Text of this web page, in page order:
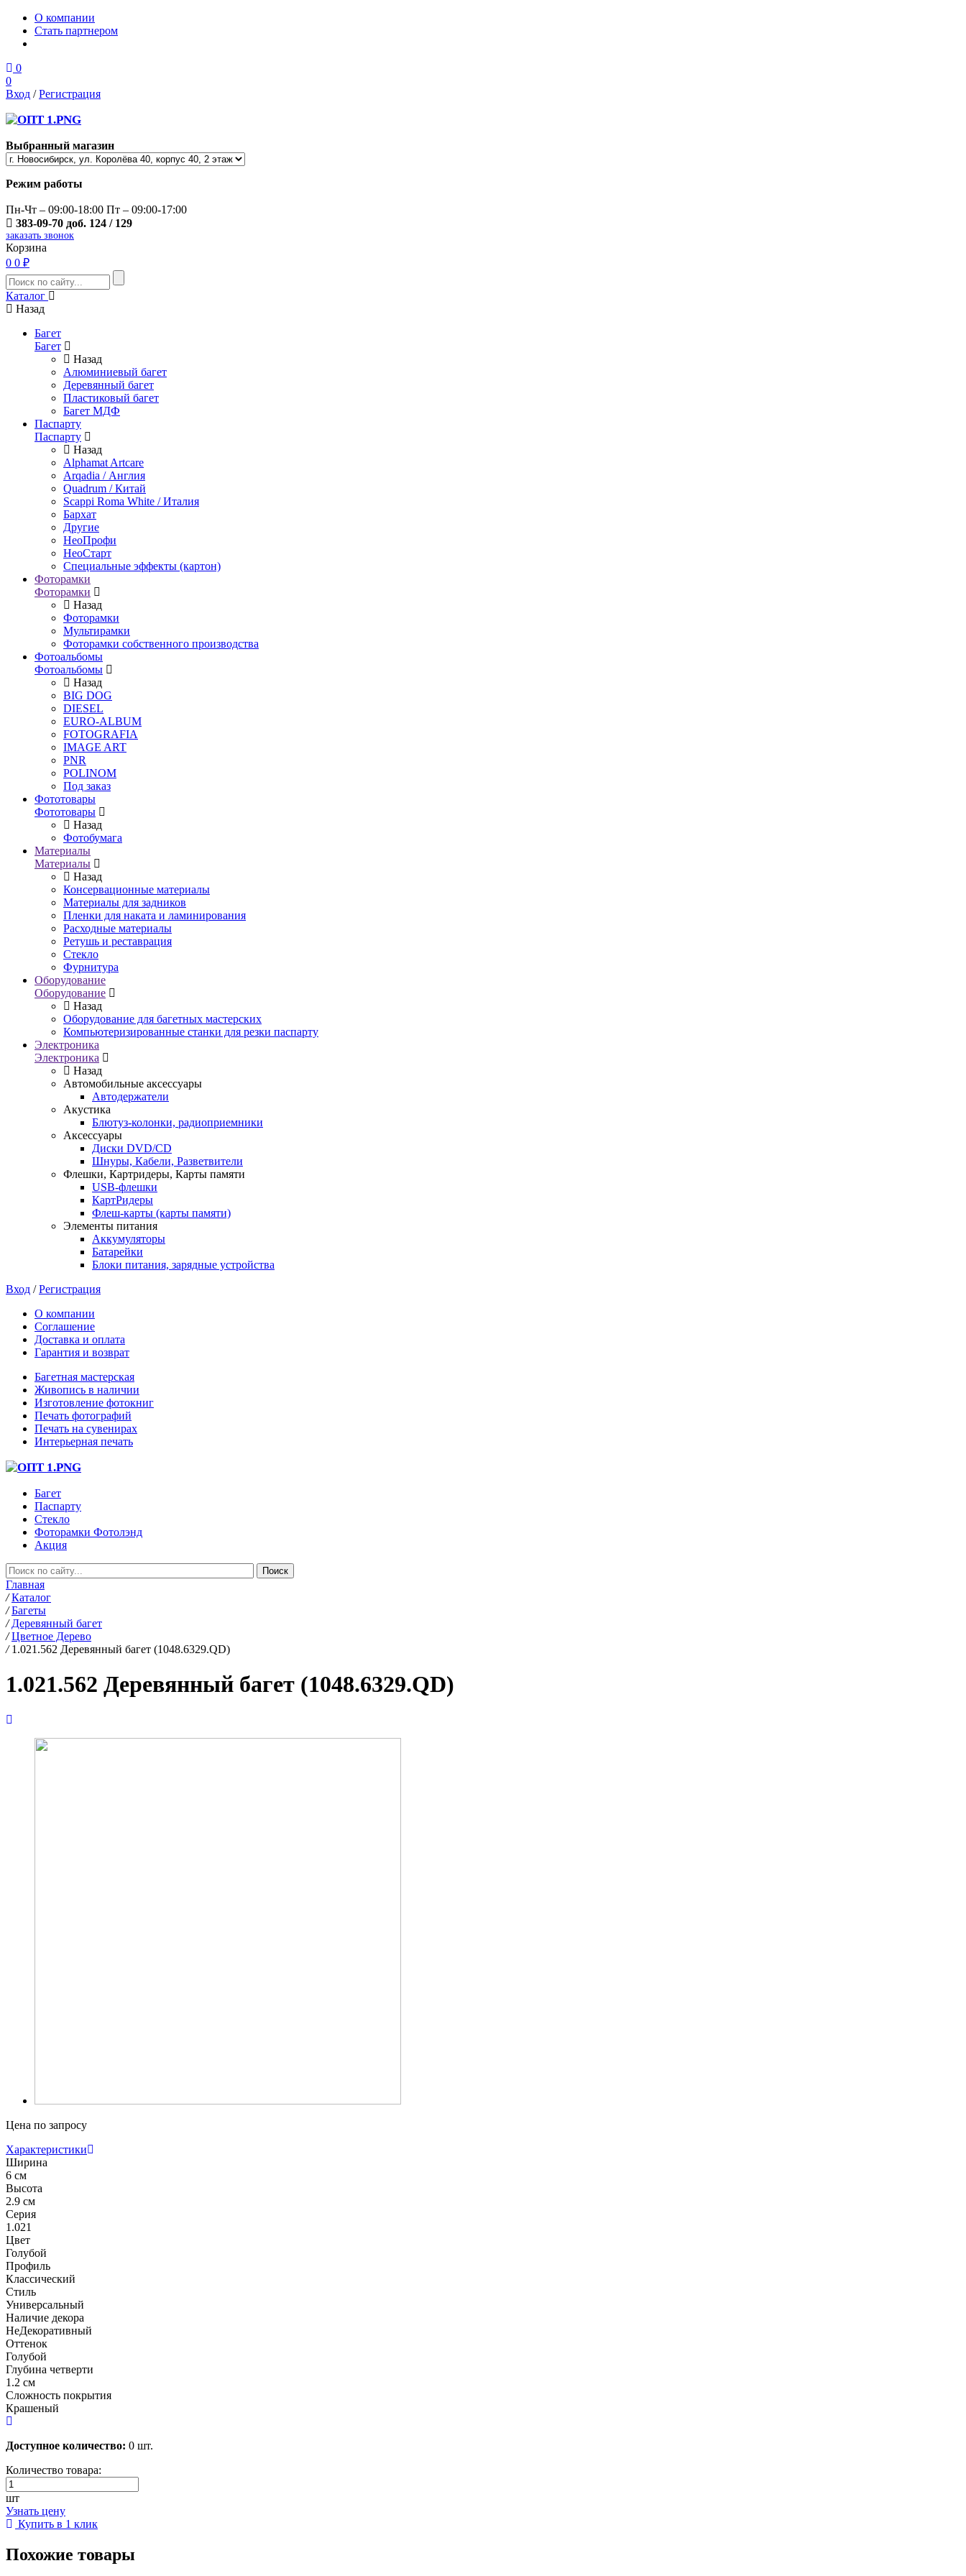
О компании
Стать партнером
0
0
Вход /Регистрация
Выбранный магазин
Режим работы
Пн-Чт – 09:00-18:00 Пт – 09:00-17:00
383-09-70 доб. 124 / 129
заказать звонок
Корзина
0 0 ₽
Каталог
Назад
Багет
Багет
Назад
Алюминиевый багет
Деревянный багет
Пластиковый багет
Багет МДФ
Паспарту
Паспарту
Назад
Alphamat Artcare
Arqadia / Англия
Quadrum / Китай
Scappi Roma White / Италия
Бархат
Другие
НеоПрофи
НеоСтарт
Специальные эффекты (картон)
Фоторамки
Фоторамки
Назад
Фоторамки
Мультирамки
Фоторамки собственного производства
Фотоальбомы
Фотоальбомы
Назад
BIG DOG
DIESEL
EURO-ALBUM
FOTOGRAFIA
IMAGE ART
PNR
POLINOM
Под заказ
Фототовары
Фототовары
Назад
Фотобумага
Материалы
Материалы
Назад
Консервационные материалы
Материалы для задников
Пленки для наката и ламинирования
Расходные материалы
Ретушь и реставрация
Стекло
Фурнитура
Оборудование
Оборудование
Назад
Оборудование для багетных мастерских
Компьютеризированные станки для резки паспарту
Электроника
Электроника
Назад
Автомобильные аксессуары
Автодержатели
Акустика
Блютуз-колонки, радиоприемники
Аксессуары
Диски DVD/CD
Шнуры, Кабели, Разветвители
Флешки, Картридеры, Карты памяти
USB-флешки
КартРидеры
Флеш-карты (карты памяти)
Элементы питания
Аккумуляторы
Батарейки
Блоки питания, зарядные устройства
Вход /Регистрация
О компании
Соглашение
Доставка и оплата
Гарантия и возврат
Багетная мастерская
Живопись в наличии
Изготовление фотокниг
Печать фотографий
Печать на сувенирах
Интерьерная печать
Багет
Паспарту
Стекло
Фоторамки Фотолэнд
Акция
Главная
/ Каталог
/ Багеты
/ Деревянный багет
/ Цветное Дерево
/ 1.021.562 Деревянный багет (1048.6329.QD)
1.021.562 Деревянный багет (1048.6329.QD)
Цена по запросу
Характеристики
Ширина
6 см
Высота
2.9 см
Серия
1.021
Цвет
Голубой
Профиль
Классический
Стиль
Универсальный
Наличие декора
НеДекоративный
Оттенок
Голубой
Глубина четверти
1.2 см
Сложность покрытия
Крашеный
Доступное количество: 0 шт.
Количество товара:
шт
Узнать цену
Купить в 1 клик
Похожие товары